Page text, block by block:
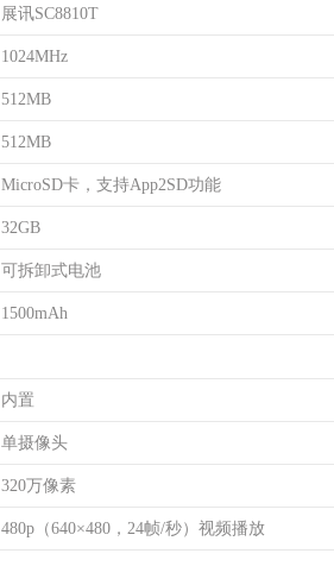
展讯SC8810T
1024MHz
512MB
512MB
MicroSD卡，支持App2SD功能
32GB
可拆卸式电池
1500mAh
内置
单摄像头
320万像素
480p（640×480，24帧/秒）视频播放